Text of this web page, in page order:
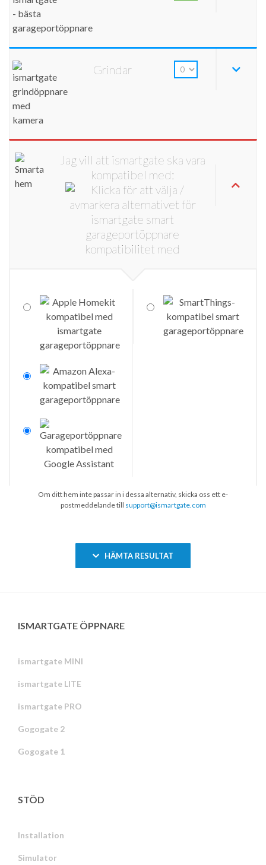
Grindar
Jag vill att ismartgate ska vara
kompatibel med:
Om ditt hem inte passar in i dessa alternativ, skicka oss ett e-
postmeddelande till support@ismartgate.com
HÄMTA RESULTAT
ISMARTGATE ÖPPNARE
ismartgate MINI
ismartgate LITE
ismartgate PRO
Gogogate 2
Gogogate 1
STÖD
Installation
Simulator